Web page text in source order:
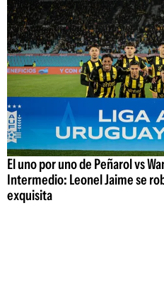
El uno por uno de Peñarol vs
Intermedio: Leonel Jaime se
exquisita